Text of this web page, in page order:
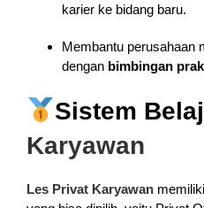
karier ke bidang baru.
Membantu perusahaan
dengan bimbingan
Sistem
Karyawan
Les Privat Karyawan